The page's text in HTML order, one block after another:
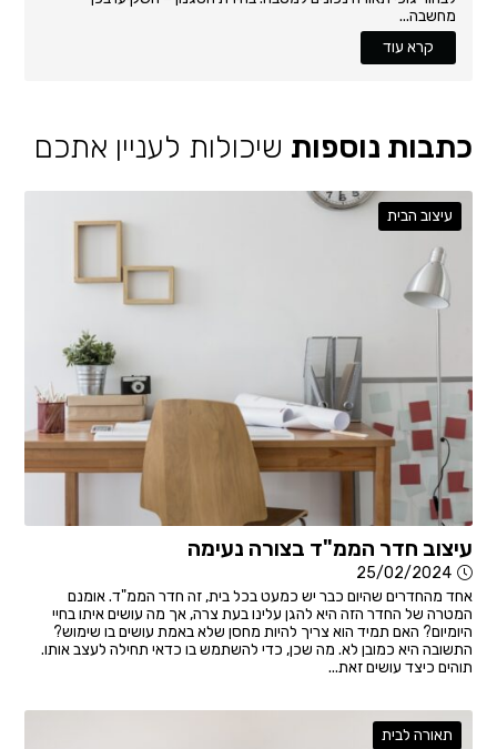
מחשבה...
קרא עוד
כתבות נוספות שיכולות לעניין אתכם
עיצוב הבית
עיצוב חדר הממ"ד בצורה נעימה
25/02/2024
אחד מהחדרים שהיום כבר יש כמעט בכל בית, זה חדר הממ"ד. אומנם
המטרה של החדר הזה היא להגן עלינו בעת צרה, אך מה עושים איתו בחיי
היומיום? האם תמיד הוא צריך להיות מחסן שלא באמת עושים בו שימוש?
התשובה היא כמובן לא. מה שכן, כדי להשתמש בו כדאי תחילה לעצב אותו.
תוהים כיצד עושים זאת...
תאורה לבית